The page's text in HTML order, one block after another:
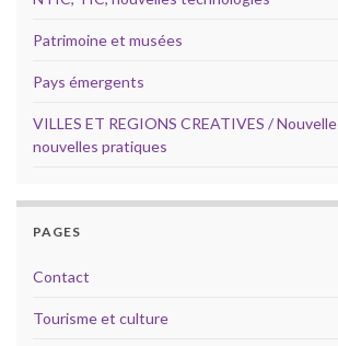
Patrimoine et musées
Pays émergents
VILLES ET REGIONS CREATIVES /
nouvelles pratiques
PAGES
Contact
Tourisme et culture